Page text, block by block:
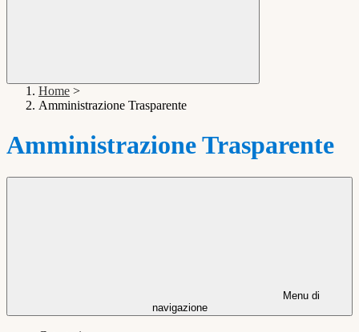
Home >
Amministrazione Trasparente
Amministrazione Trasparente
Menu di
navigazione